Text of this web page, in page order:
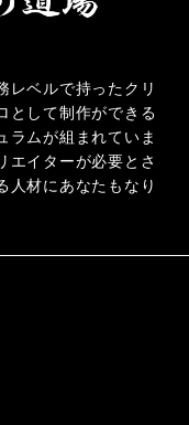
レベルで持ったクリ
として制作ができる
ラムが組まれていま
エイターが必要とさ
人材にあなたもなり